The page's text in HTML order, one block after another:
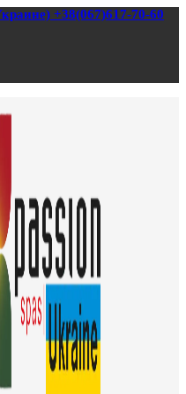
+38(067)617-70-60